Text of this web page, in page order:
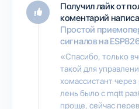
Получил лайк от
коментарий
Простой
сигналов на
«Спасибо, только
такой для
хомассистант
лень было с mqtt
проще, сейчас